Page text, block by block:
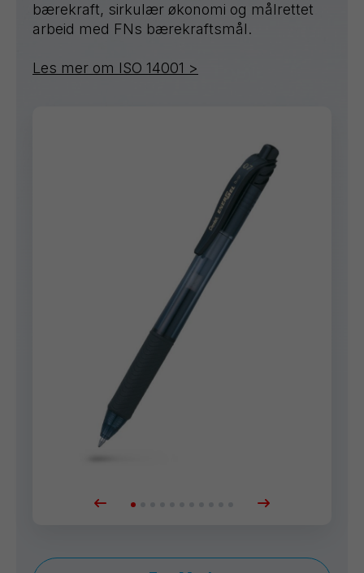
bærekraft, sirkulær økonomi og målrettet
arbeid med FNs bærekraftsmål.
Les mer om ISO 14001 >